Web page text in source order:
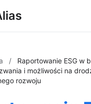
/
Raportowanie ESG w
i możliwości na
rozwoju